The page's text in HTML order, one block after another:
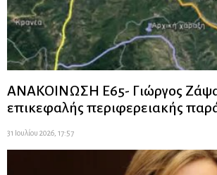
ΑΝΑΚΟΙΝΩΣΗ Ε65- Γιώργος
επικεφαλής περιφερειακής
31 Ιουλίου 2026, 17:57